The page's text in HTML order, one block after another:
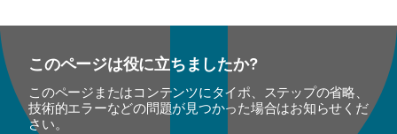
このページは役に立ちましたか?
このページまたはコンテンツにタイポ、ステップの省略、
技術的エラーなどの問題が見つかった場合はお知らせくだ
さい。